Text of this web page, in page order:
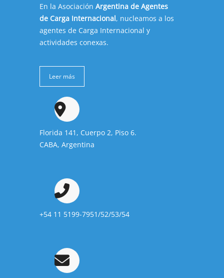
En la Asociación Argentina de Agentes
de Carga Internacional, nucleamos a los
agentes de Carga Internacional y
actividades conexas.
Leer más
Florida 141, Cuerpo 2, Piso 6.
CABA, Argentina
+54 11 5199-7951/52/53/54